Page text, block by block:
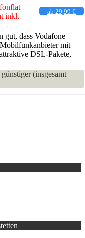
inkl.
ab 29,99 €
gut, dass Vodafone
mit
DSL-Pakete,
(insgesamt